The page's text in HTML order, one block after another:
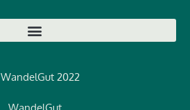
WandelGut 2022